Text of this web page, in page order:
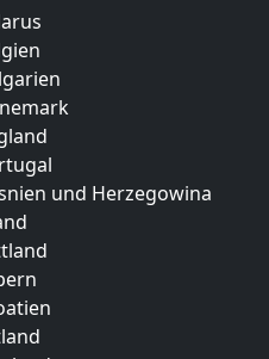
und Herzegowina